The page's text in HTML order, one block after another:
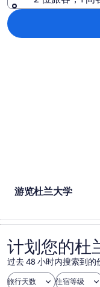
游览杜兰大学
计划您的杜
过去 48 小时内搜索到的
旅行天数 住宿等级